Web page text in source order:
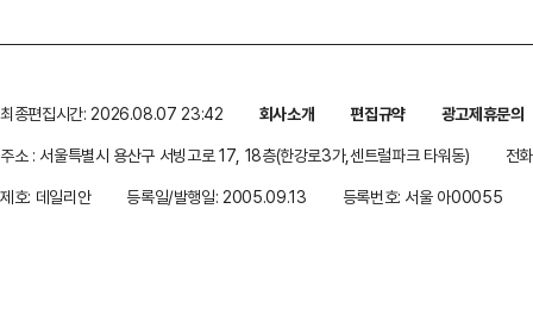
최종편집시간: 2026.08.07 23:42 회사소개 편집규약
광고제휴문의
주소 : 서울특별시 용산구 서빙고로 17, 18층(한강로3가,센트럴파크 타워동)
전
제호: 데일리안
등록일/발행일: 2005.09.13 등록번호: 서울 아00055